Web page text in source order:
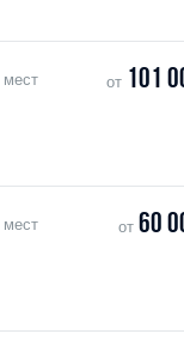
мест от 101
мест от 60